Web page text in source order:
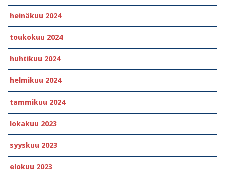
heinäkuu 2024
toukokuu 2024
huhtikuu 2024
helmikuu 2024
tammikuu 2024
lokakuu 2023
syyskuu 2023
elokuu 2023